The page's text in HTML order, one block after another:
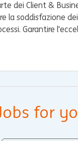
dei Client &
la soddisfazione
Garantire
for